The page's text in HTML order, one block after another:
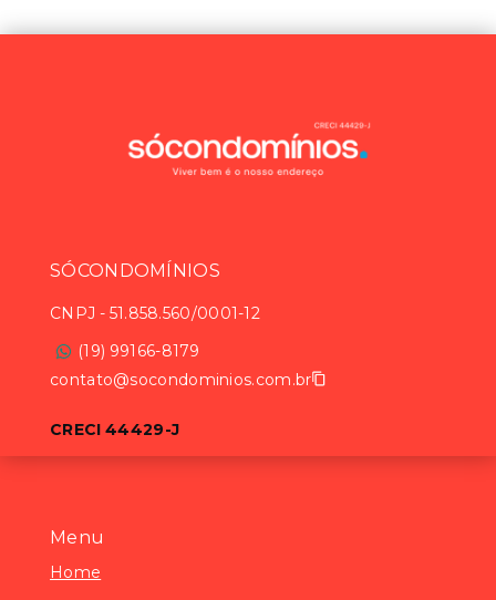
Menu
Home
SÓCONDOMÍNIOS
CNPJ - 51.858.560/0001-12
(19) 99166-8179
contato@socondominios.com.br
CRECI 44429-J